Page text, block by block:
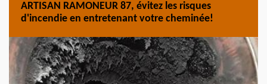
ARTISAN RAMONEUR 87, évitez les risques
d'incendie en entretenant votre cheminée!